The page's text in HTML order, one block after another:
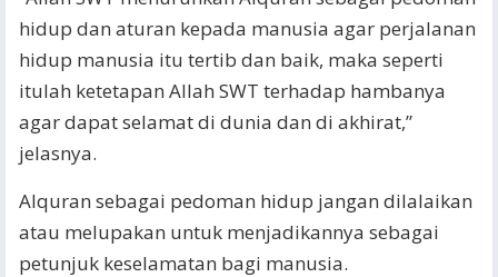
hidup dan aturan kepada manusia agar perjalanan
hidup manusia itu tertib dan baik, maka seperti
itulah ketetapan Allah SWT terhadap hambanya
agar dapat selamat di dunia dan di akhirat,”
jelasnya.
Alquran sebagai pedoman hidup jangan dilalaikan
atau melupakan untuk menjadikannya sebagai
petunjuk keselamatan bagi manusia.